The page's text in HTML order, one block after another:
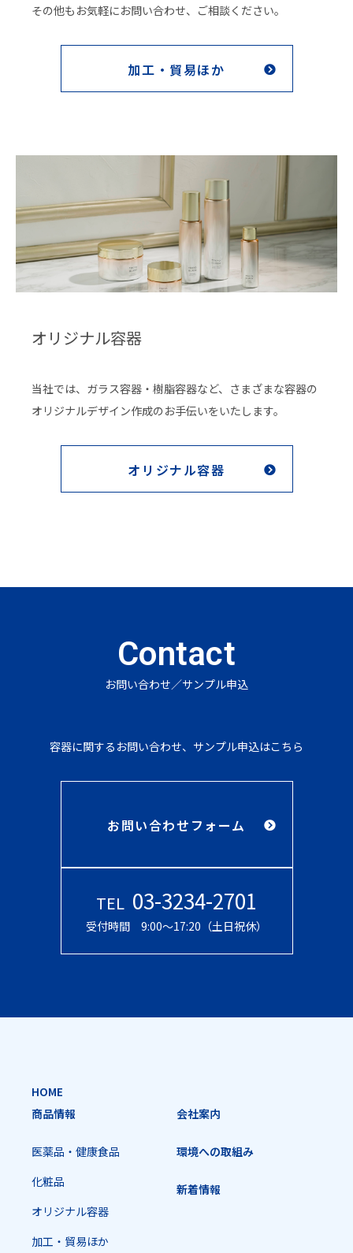
その他もお気軽にお問い合わせ、ご相談ください。
加工・貿易ほか
オリジナル容器
当社では、ガラス容器・樹脂容器など、さまざまな容器の
オリジナルデザイン作成のお手伝いをいたします。
オリジナル容器
Contact
お問い合わせ／サンプル申込
容器に関するお問い合わせ、サンプル申込はこちら
TEL 03-3234-2701
受付時間 9:00〜17:20（土日祝休）
お問い合わせフォーム
HOME
商品情報
医薬品・健康食品
化粧品
オリジナル容器
加工・貿易ほか
会社案内
環境への取組み
新着情報